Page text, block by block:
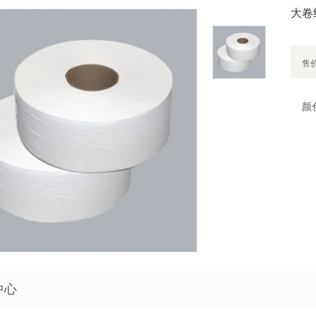
大卷
售
颜
心